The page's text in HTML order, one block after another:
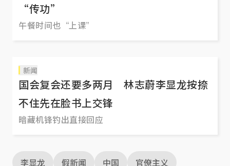
“传功”
午餐时间也“上课”
新闻
国会复会还要多两月 林志蔚李显龙按捺
不住先在脸书上交锋
暗藏机锋钓出直接回应
李显龙 假新闻 中国 官僚主义